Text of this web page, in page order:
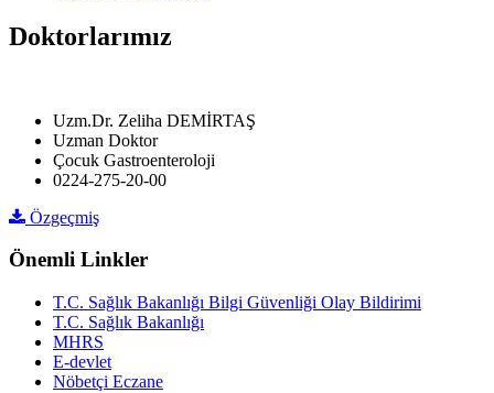
Doktorlarımız
Uzm.Dr. Zeliha DEMİRTAŞ
Uzman Doktor
Çocuk Gastroenteroloji
0224-275-20-00
Özgeçmiş
Önemli Linkler
T.C. Sağlık Bakanlığı Bilgi Güvenliği Olay Bildirimi
T.C. Sağlık Bakanlığı
MHRS
E-devlet
Nöbetçi Eczane